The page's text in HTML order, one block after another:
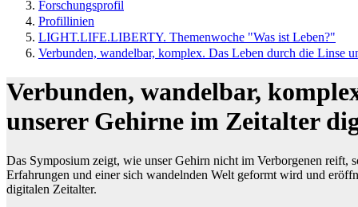
Forschungsprofil
Profillinien
LIGHT.LIFE.LIBERTY. Themenwoche "Was ist Leben?"
Verbunden, wandelbar, komplex. Das Leben durch die Linse
Verbunden, wandelbar,
unserer Gehirne im Zeitalter
Das Symposium zeigt, wie unser Gehirn nicht im Verborgenen reift,
Erfahrungen und einer sich wandelnden Welt geformt wird und
digitalen Zeitalter.